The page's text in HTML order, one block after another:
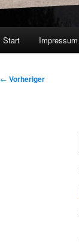
Start Impressum
Beitragsnavigation
← Vorheriger